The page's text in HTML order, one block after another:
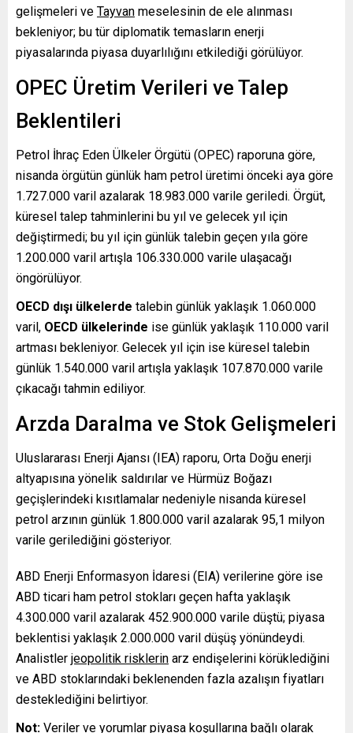
gelişmeleri ve Tayvan meselesinin de ele alınması
bekleniyor; bu tür diplomatik temasların enerji
piyasalarında piyasa duyarlılığını etkilediği görülüyor.
OPEC Üretim Verileri ve Talep
Beklentileri
Petrol İhraç Eden Ülkeler Örgütü (OPEC) raporuna göre,
nisanda örgütün günlük ham petrol üretimi önceki aya göre
1.727.000 varil azalarak 18.983.000 varile geriledi. Örgüt,
küresel talep tahminlerini bu yıl ve gelecek yıl için
değiştirmedi; bu yıl için günlük talebin geçen yıla göre
1.200.000 varil artışla 106.330.000 varile ulaşacağı
öngörülüyor.
OECD dışı ülkelerde talebin günlük yaklaşık 1.060.000
varil, OECD ülkelerinde ise günlük yaklaşık 110.000 varil
artması bekleniyor. Gelecek yıl için ise küresel talebin
günlük 1.540.000 varil artışla yaklaşık 107.870.000 varile
çıkacağı tahmin ediliyor.
Arzda Daralma ve Stok Gelişmeleri
Uluslararası Enerji Ajansı (IEA) raporu, Orta Doğu enerji
altyapısına yönelik saldırılar ve Hürmüz Boğazı
geçişlerindeki kısıtlamalar nedeniyle nisanda küresel
petrol arzının günlük 1.800.000 varil azalarak 95,1 milyon
varile gerilediğini gösteriyor.
ABD Enerji Enformasyon İdaresi (EIA) verilerine göre ise
ABD ticari ham petrol stokları geçen hafta yaklaşık
4.300.000 varil azalarak 452.900.000 varile düştü; piyasa
beklentisi yaklaşık 2.000.000 varil düşüş yönündeydi.
Analistler jeopolitik risklerin arz endişelerini körüklediğini
ve ABD stoklarındaki beklenenden fazla azalışın fiyatları
desteklediğini belirtiyor.
Not: Veriler ve yorumlar piyasa koşullarına bağlı olarak